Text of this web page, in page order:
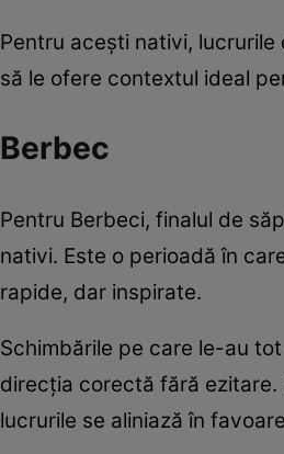
Pentru acești nativi,
să le ofere contextul ideal
Berbec
Pentru Berbeci, finalul de
nativi. Este o perioadă în
rapide, dar inspirate.
Schimbările pe care le-au
direcția corectă fără ezitare.
lucrurile se aliniază în